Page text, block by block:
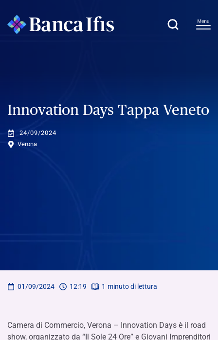
Innovation Days Tappa Veneto
24/09/2024
Verona
01/09/2024 12:19 1 minuto di lettura
Camera di Commercio, Verona – Innovation Days è il road
show, organizzato da “Il Sole 24 Ore” e Giovani Imprenditori